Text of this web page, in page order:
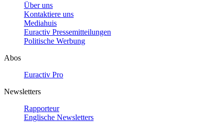
Über uns
Kontaktiere uns
Mediahuis
Euractiv Pressemitteilungen
Politische Werbung
Abos
Euractiv Pro
Newsletters
Rapporteur
Englische Newsletters